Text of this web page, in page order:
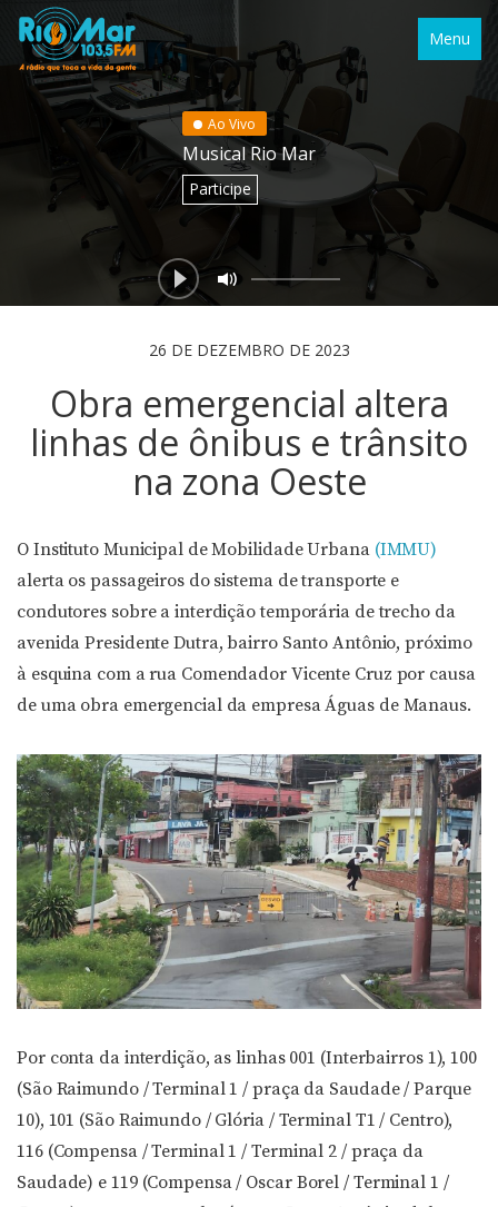
Menu
Ao Vivo
Musical Rio Mar
Participe
26 DE DEZEMBRO DE 2023
Obra emergencial altera
linhas de ônibus e trânsito
na zona Oeste
O Instituto Municipal de Mobilidade Urbana (IMMU)
alerta os passageiros do sistema de transporte e
condutores sobre a interdição temporária de trecho da
avenida Presidente Dutra, bairro Santo Antônio, próximo
à esquina com a rua Comendador Vicente Cruz por causa
de uma obra emergencial da empresa Águas de Manaus.
Por conta da interdição, as linhas 001 (Interbairros 1), 100
(São Raimundo / Terminal 1 / praça da Saudade / Parque
10), 101 (São Raimundo / Glória / Terminal T1 / Centro),
116 (Compensa / Terminal 1 / Terminal 2 / praça da
Saudade) e 119 (Compensa / Oscar Borel / Terminal 1 /